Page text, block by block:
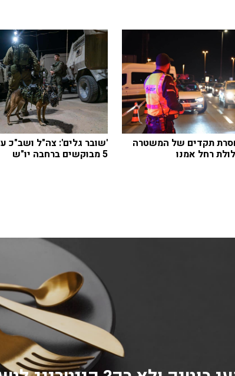
תקדים של המשטרה
רחל אמנו
'שובר גלים': צה"ל ושב"כ
5 מבוקשים ברחבה יו"ש